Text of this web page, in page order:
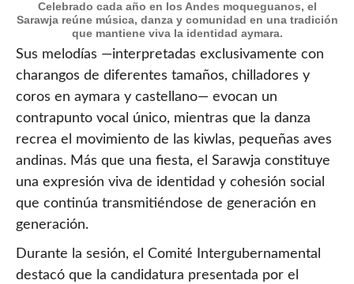
Celebrado cada año en los Andes moqueguanos, el
Sarawja reúne música, danza y comunidad en una tradición
que mantiene viva la identidad aymara.
Sus melodías —interpretadas exclusivamente con
charangos de diferentes tamaños, chilladores y
coros en aymara y castellano— evocan un
contrapunto vocal único, mientras que la danza
recrea el movimiento de las kiwlas, pequeñas aves
andinas. Más que una fiesta, el Sarawja constituye
una expresión viva de identidad y cohesión social
que continúa transmitiéndose de generación en
generación.
Durante la sesión, el Comité Intergubernamental
destacó que la candidatura presentada por el